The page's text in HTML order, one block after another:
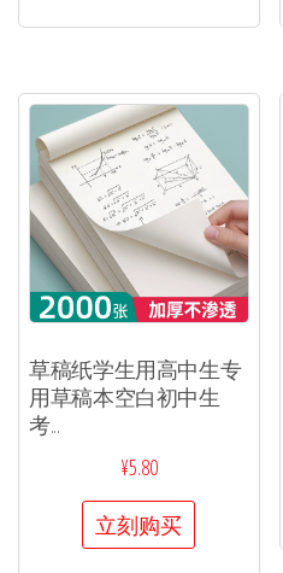
草稿纸学生用高中生专
用草稿本空白初中生
考...
¥5.80
立刻购买